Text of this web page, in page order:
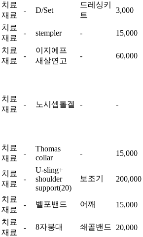
치료
재료
- D/Set
드레싱키
트
3,000
치료
재료
- stempler - 15,000
치료
재료
-
이지에프
새살연고
- 60,000
치료
재료
- 노시셉톨겔 - -
치료
재료
-
Thomas
collar
- 15,000
치료
재료
-
U-sling+
shoulder
support(20)
보조기 200,000
치료
재료
- 벨포밴드 어깨 15,000
치료
재료
- 8자붕대 쇄골밴드 20,000